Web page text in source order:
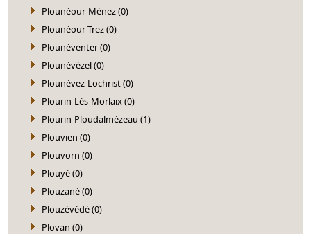
Plounéour-Ménez (0)
Plounéour-Trez (0)
Plounéventer (0)
Plounévézel (0)
Plounévez-Lochrist (0)
Plourin-Lès-Morlaix (0)
Plourin-Ploudalmézeau (1)
Plouvien (0)
Plouvorn (0)
Plouyé (0)
Plouzané (0)
Plouzévédé (0)
Plovan (0)